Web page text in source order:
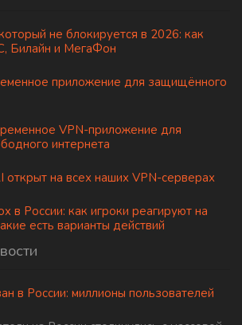
не блокируется в 2026: как
Билайн и МегаФон
приложение для защищённого
VPN-приложение для
интернета
открыт на всех наших VPN-серверах
в России: как игроки реагируют на
есть варианты действий
в России: миллионы пользователей